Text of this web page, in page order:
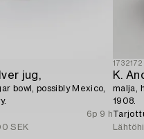
jug,
bowl, possibly Mexico,
6p 9 h
SEK
1732172
K.
malja,
1908.